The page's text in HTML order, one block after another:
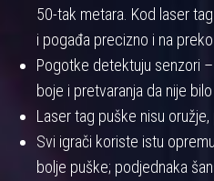
50-tak metara. Kod laser
i pogađa precizno i na
Pogotke detektuju senzori
boje i pretvaranja da nije
Laser tag puške nisu oružje,
Svi igrači koriste istu
bolje puške; podjednaka